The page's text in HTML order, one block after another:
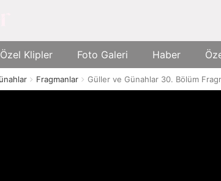
Özel Klipler Foto Galeri Haber
Fragmanlar Güller ve Günahlar 30. Bölüm